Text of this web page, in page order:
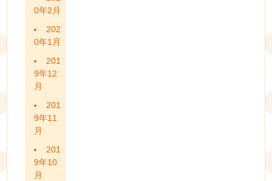
0年2月
202
0年1月
201
9年12
月
201
9年11
月
201
9年10
月